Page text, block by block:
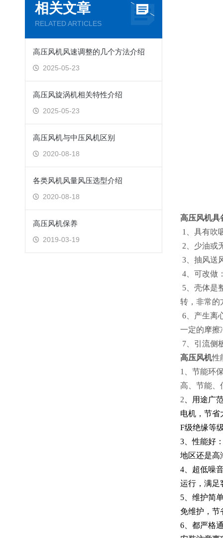
相关文章
RELATED ARTICLES
高压风机风速调整的几个方法介绍
2025-05-23
高压风旋涡机相关特性介绍
2025-05-23
高压风机与中压风机区别
2020-08-18
各类风机风量风压选型介绍
2020-08-18
高压风机保养
2019-03-19
高压风机
1、具有吹
2、少油
3、抽风送
4、可改做
5、壳体是
转，非常的
6、产生离
一定的摩擦
7、引流侧
高压风机性
1、节能环
高、节能、
2 、用途广
电机，节省
F级绝缘等
3、性能好
地区还是高
4、超低噪
运行，满足
5、维护简
免维护，节
6、都严格